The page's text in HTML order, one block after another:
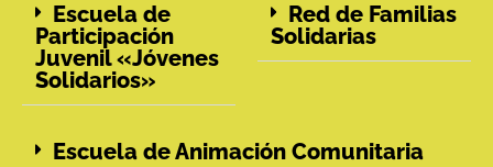
Escuela de
Participación
Juvenil «Jóvenes
Solidarios»
Red de Familias
Solidarias
Escuela de Animación Comunitaria